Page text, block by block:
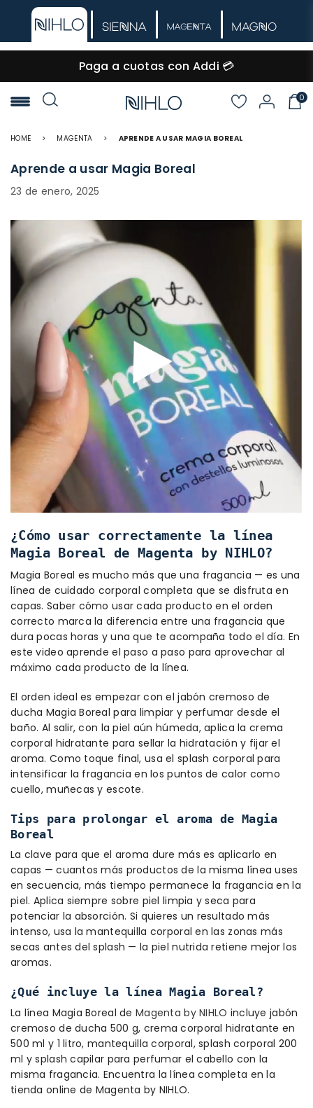
🚚 Envío GRATIS desde $60.000
NIHLO
0
HOME > MAGENTA > APRENDE A USAR MAGIA BOREAL
Aprende a usar Magia Boreal
23 de enero, 2025
¿Cómo usar correctamente la línea
Magia Boreal de Magenta by NIHLO?
Magia Boreal es mucho más que una fragancia — es una
línea de cuidado corporal completa que se disfruta en
capas. Saber cómo usar cada producto en el orden
correcto marca la diferencia entre una fragancia que
dura pocas horas y una que te acompaña todo el día. En
este video aprende el paso a paso para aprovechar al
máximo cada producto de la línea.
El orden ideal es empezar con el jabón cremoso de
ducha Magia Boreal para limpiar y perfumar desde el
baño. Al salir, con la piel aún húmeda, aplica la crema
corporal hidratante para sellar la hidratación y fijar el
aroma. Como toque final, usa el splash corporal para
intensificar la fragancia en los puntos de calor como
cuello, muñecas y escote.
Tips para prolongar el aroma de Magia
Boreal
La clave para que el aroma dure más es aplicarlo en
capas — cuantos más productos de la misma línea uses
en secuencia, más tiempo permanece la fragancia en la
piel. Aplica siempre sobre piel limpia y seca para
potenciar la absorción. Si quieres un resultado más
intenso, usa la mantequilla corporal en las zonas más
secas antes del splash — la piel nutrida retiene mejor los
aromas.
¿Qué incluye la línea Magia Boreal?
La línea Magia Boreal de Magenta by NIHLO incluye jabón
cremoso de ducha 500 g, crema corporal hidratante en
500 ml y 1 litro, mantequilla corporal, splash corporal 200
ml y splash capilar para perfumar el cabello con la
misma fragancia. Encuentra la línea completa en la
tienda online de Magenta by NIHLO.